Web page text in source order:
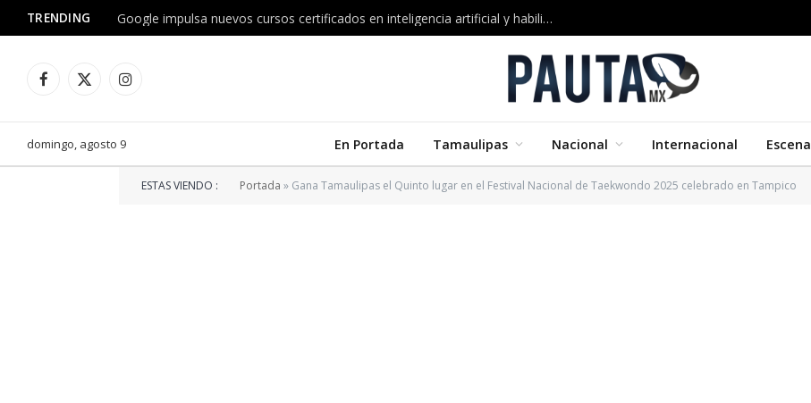
TRENDING Google impulsa nuevos cursos certificados en inteligencia artificial y habilidades digitales
Facebook
X
Instagram
domingo, agosto 9 En Portada Tamaulipas Nacional Internacional Escena
ESTAS VIENDO : Portada » Gana Tamaulipas el Quinto lugar en el Festival Nacional de Taekwondo 2025 celebrado en Tampico